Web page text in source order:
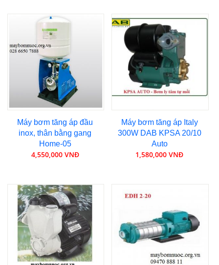
Máy bơm tăng áp đầu
inox, thân bằng gang
Home-05
4,550,000 VNĐ
Máy bơm tăng áp Italy
300W DAB KPSA 20/10
Auto
1,580,000 VNĐ